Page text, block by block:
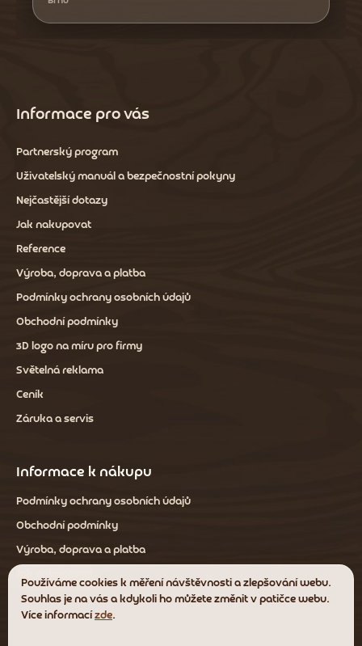
Používáme cookies k měření návštěvnosti a zlepšování webu.
Souhlas je na vás a kdykoli ho můžete změnit v patičce webu.
Více informací zde.
Informace pro vás
Partnerský program
Uživatelský manuál a bezpečnostní pokyny
Nejčastější dotazy
Jak nakupovat
Reference
Výroba, doprava a platba
Podmínky ochrany osobních údajů
Obchodní podmínky
3D logo na míru pro firmy
Světelná reklama
Ceník
Záruka a servis
Informace k nákupu
Podmínky ochrany osobních údajů
Obchodní podmínky
Výroba, doprava a platba